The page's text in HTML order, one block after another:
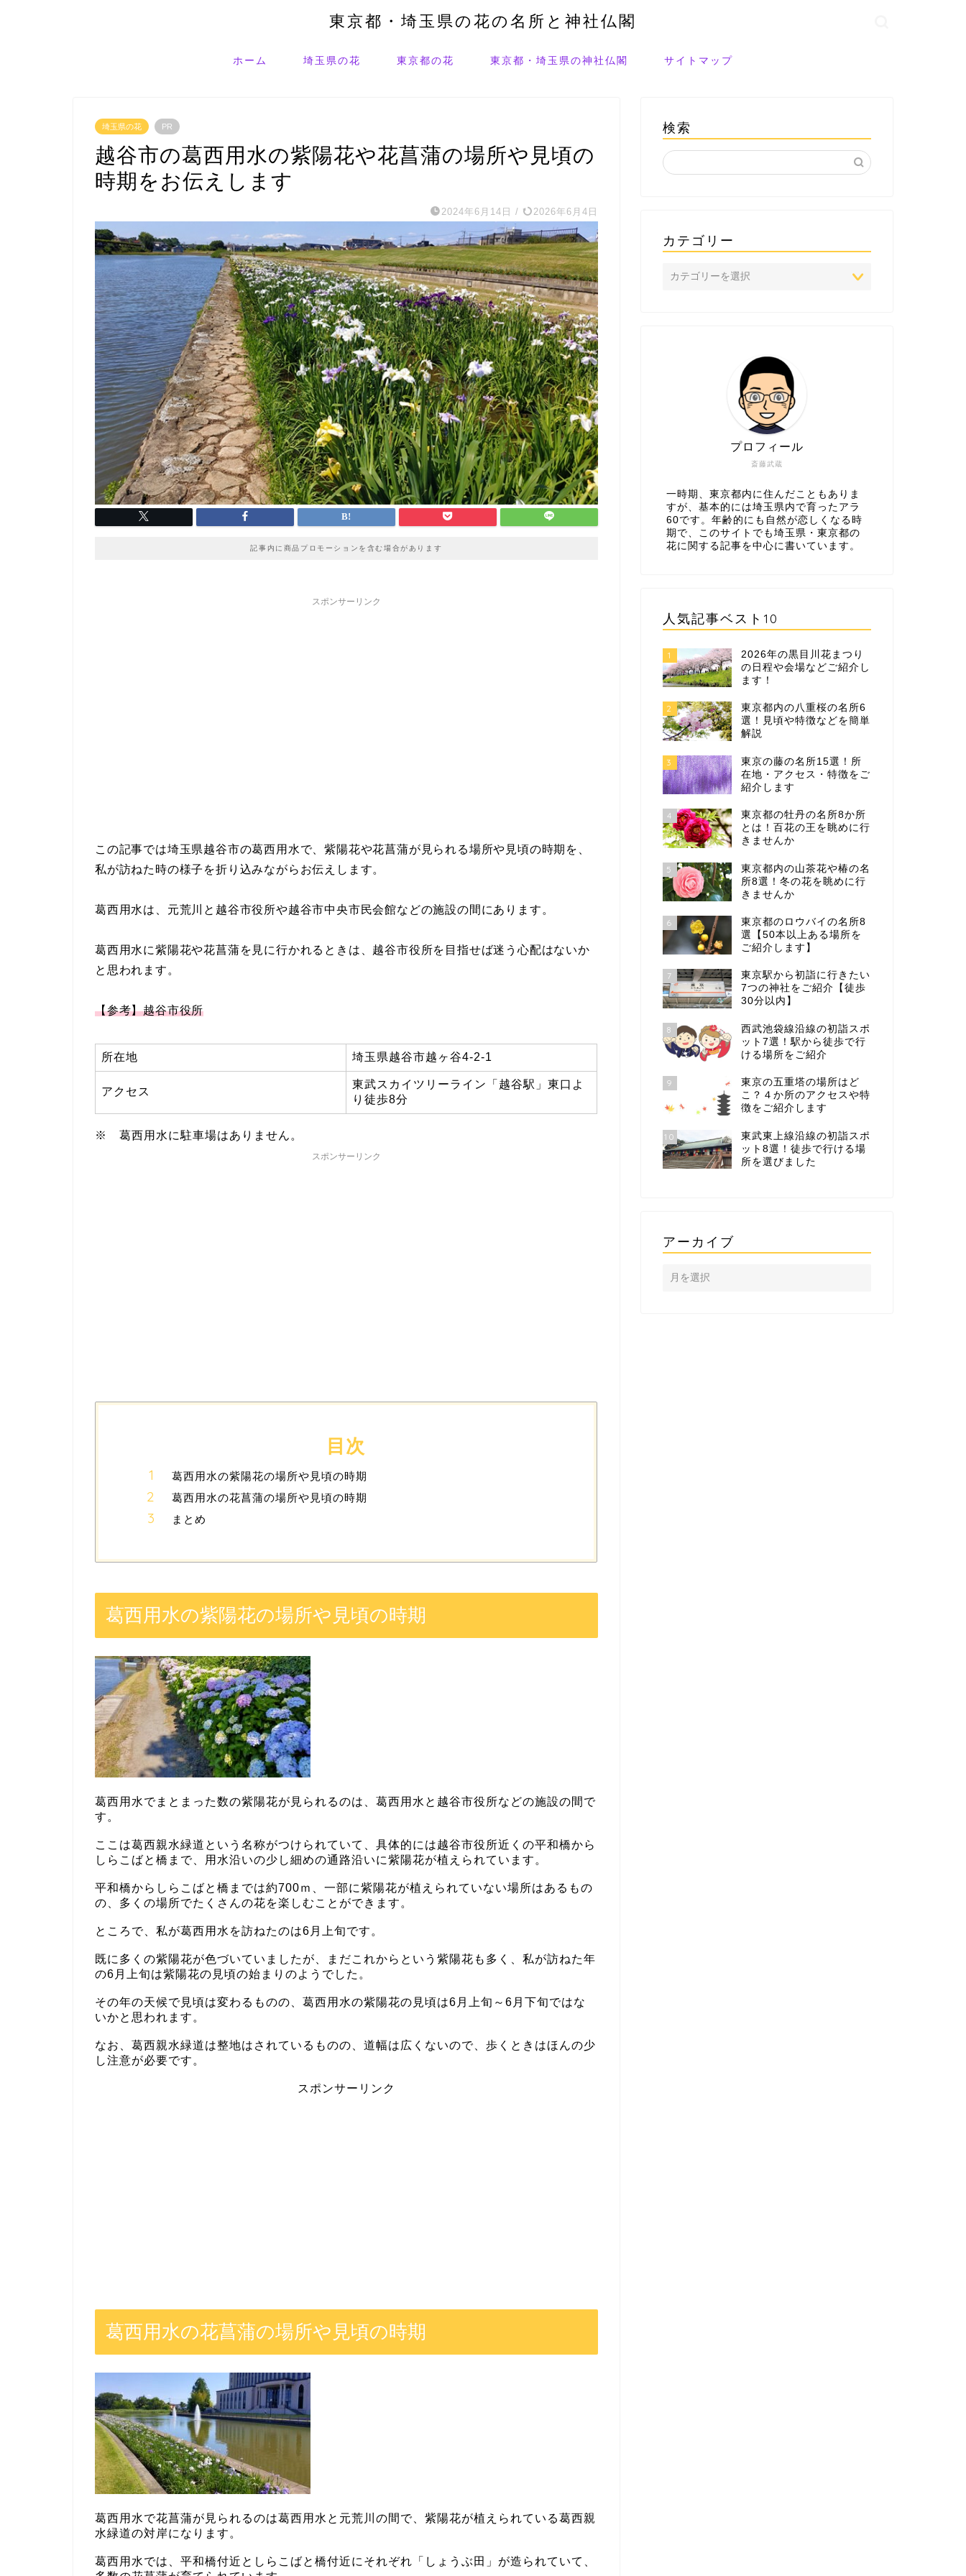
東京都・埼玉県の花の名所と神社仏閣
ホーム 埼玉県の花 東京都の花 東京都・埼玉県の神社仏閣 サイトマップ
埼玉県の花 PR
越谷市の葛西用水の紫陽花や花菖蒲の場所や見頃の
時期をお伝えします
2024年6月14日 / 2026年6月4日
記事内に商品プロモーションを含む場合があります
スポンサーリンク
この記事では埼玉県越谷市の葛西用水で、紫陽花や花菖蒲が見られる場所や見頃の時期を、
私が訪ねた時の様子を折り込みながらお伝えします。
葛西用水は、元荒川と越谷市役所や越谷市中央市民会館などの施設の間にあります。
葛西用水に紫陽花や花菖蒲を見に行かれるときは、越谷市役所を目指せば迷う心配はないか
と思われます。
【参考】越谷市役所
所在地 埼玉県越谷市越ヶ谷4-2-1
アクセス
東武スカイツリーライン「越谷駅」東口よ
り徒歩8分
※ 葛西用水に駐車場はありません。
スポンサーリンク
目次
葛西用水の紫陽花の場所や見頃の時期
葛西用水の花菖蒲の場所や見頃の時期
まとめ
葛西用水の紫陽花の場所や見頃の時期
葛西用水でまとまった数の紫陽花が見られるのは、葛西用水と越谷市役所などの施設の間で
す。
ここは葛西親水緑道という名称がつけられていて、具体的には越谷市役所近くの平和橋から
しらこばと橋まで、用水沿いの少し細めの通路沿いに紫陽花が植えられています。
平和橋からしらこばと橋までは約700ｍ、一部に紫陽花が植えられていない場所はあるもの
の、多くの場所でたくさんの花を楽しむことができます。
ところで、私が葛西用水を訪ねたのは6月上旬です。
既に多くの紫陽花が色づいていましたが、まだこれからという紫陽花も多く、私が訪ねた年
の6月上旬は紫陽花の見頃の始まりのようでした。
その年の天候で見頃は変わるものの、葛西用水の紫陽花の見頃は6月上旬～6月下旬ではな
いかと思われます。
なお、葛西親水緑道は整地はされているものの、道幅は広くないので、歩くときはほんの少
し注意が必要です。
スポンサーリンク
葛西用水の花菖蒲の場所や見頃の時期
葛西用水で花菖蒲が見られるのは葛西用水と元荒川の間で、紫陽花が植えられている葛西親
水緑道の対岸になります。
葛西用水では、平和橋付近としらこばと橋付近にそれぞれ「しょうぶ田」が造られていて、
検索
カテゴリー
斎藤武蔵
プロフィール
一時期、東京都内に住んだこともありま
すが、基本的には埼玉県内で育ったアラ
60です。年齢的にも自然が恋しくなる時
期で、このサイトでも埼玉県・東京都の
花に関する記事を中心に書いています。
人気記事ベスト10
1
2026年の黒目川花まつり
の日程や会場などご紹介し
ます！
2
東京都内の八重桜の名所6
選！見頃や特徴などを簡単
解説
3
東京の藤の名所15選！所
在地・アクセス・特徴をご
紹介します
4
東京都の牡丹の名所8か所
とは！百花の王を眺めに行
きませんか
5
東京都内の山茶花や椿の名
所8選！冬の花を眺めに行
きませんか
6
東京都のロウバイの名所8
選【50本以上ある場所を
ご紹介します】
7
東京駅から初詣に行きたい
7つの神社をご紹介【徒歩
30分以内】
8
西武池袋線沿線の初詣スポ
ット7選！駅から徒歩で行
ける場所をご紹介
9
東京の五重塔の場所はど
こ？４か所のアクセスや特
徴をご紹介します
10
東武東上線沿線の初詣スポ
ット8選！徒歩で行ける場
所を選びました
アーカイブ